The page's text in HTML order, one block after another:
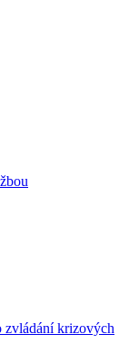
zvládání krizových